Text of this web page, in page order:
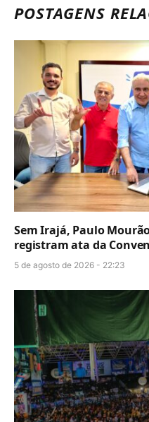
POSTAGENS
Sem Irajá, Paulo
registram ata da
5 de agosto de 2026 - 22:23